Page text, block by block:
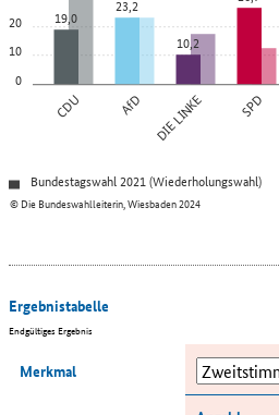
0
10
20
CDU AfD DIE LINKE SPD
19,0
23,2
10,2
© Die Bundeswahlleiterin, Wiesbaden 2024
Bundestagswahl 2021 (Wiederholungswahl)
Ergebnistabelle
Endgültiges Ergebnis
Merkmal